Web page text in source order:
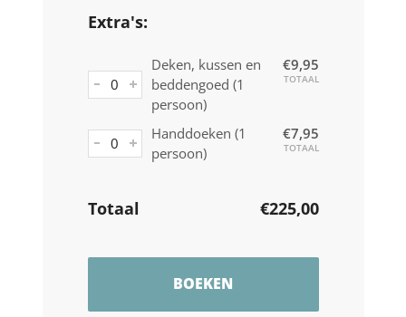
Extra's:
Deken, kussen en
beddengoed (1
persoon)
€9,95
TOTAAL
Handdoeken (1
persoon)
€7,95
TOTAAL
Totaal €225,00
BOEKEN